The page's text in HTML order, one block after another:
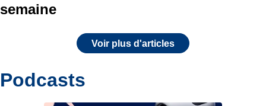
semaine
Voir plus d'articles
Podcasts